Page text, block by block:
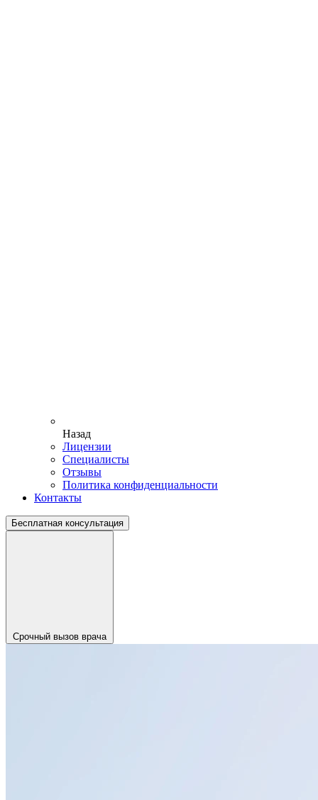
Назад
Лицензии
Специалисты
Отзывы
Политика конфиденциальности
Контакты
Бесплатная консультация
Срочный вызов врача